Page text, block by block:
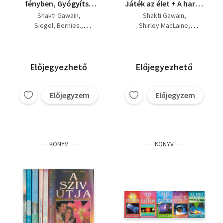
fényben, Gyógyítsd
meg az elméd,
Szeretet gyógyítás
Shakti Gawain
Siegel, Bernies.
Előjegyezhető
Előjegyzem
Játék az élet + A harag
tánca ( 3 kötet ) ( New
age - Új kor sorozat )
Shakti Gawain
Shirley MacLaine
Előjegyezhető
Előjegyzem
KÖNYV KÖNYV